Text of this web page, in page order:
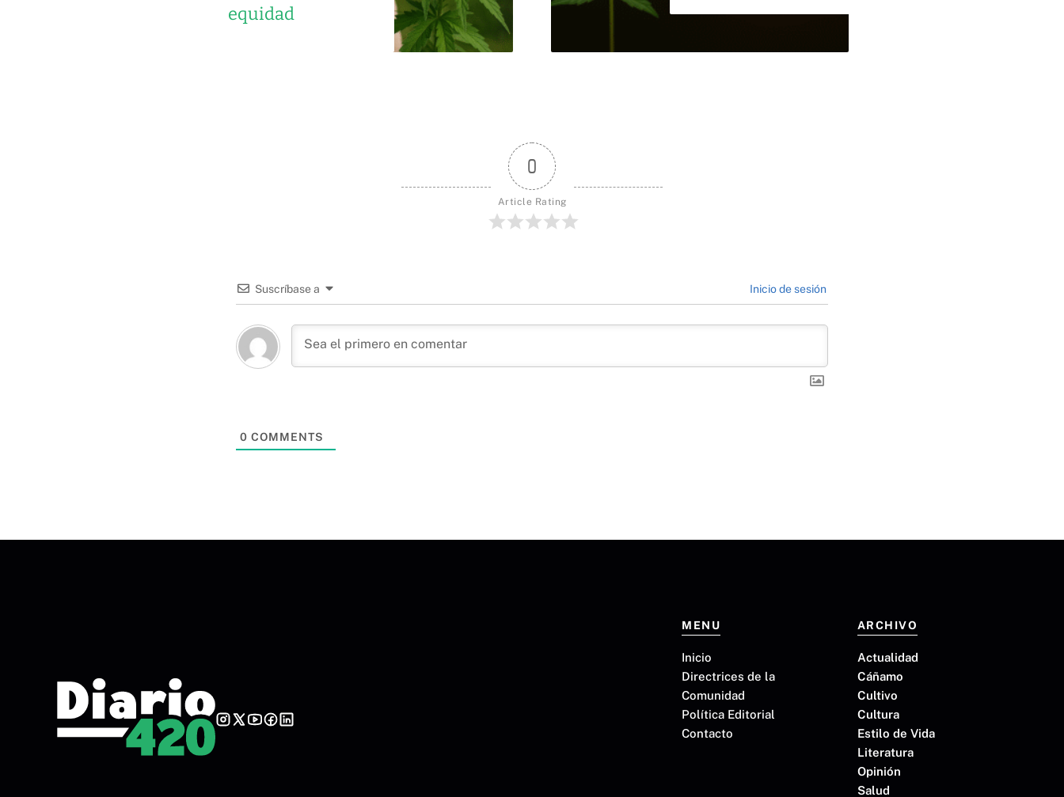
equidad
0
Article Rating
Suscríbase a Inicio de sesión
0 COMMENTS
MENU
Inicio
Directrices de la
Comunidad
Política Editorial
Contacto
ARCHIVO
Actualidad
Cáñamo
Cultivo
Cultura
Estilo de Vida
Literatura
Opinión
Salud